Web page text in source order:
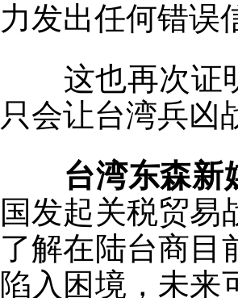
力发出任何错误
这也再次证
只会让台湾兵凶
台湾东森新
国发起关税贸易
了解在陆台商目
陷入困境，未来